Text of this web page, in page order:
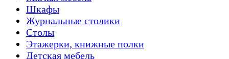
Шкафы
Журнальные столики
Столы
Этажерки, книжные полки
Детская мебель